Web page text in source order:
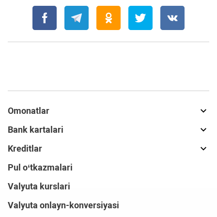
Omonatlar
Bank kartalari
Kreditlar
Pul o‘tkazmalari
Valyuta kurslari
Valyuta onlayn-konversiyasi